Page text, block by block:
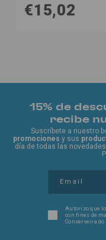
€15,02
15% de
recibe
Suscríbete a nuestro
promociones y sus
día de todas las
Autorizo ​​que
con fines de
Conserveira do